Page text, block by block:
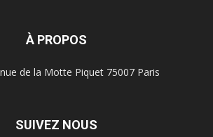
À PROPOS
de la Motte Piquet 75007 Paris
SUIVEZ NOUS